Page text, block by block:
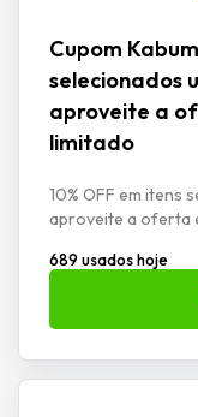
Cupom
selecionados
aproveite a
limitado
10% OFF em itens
aproveite a oferta
689 usados hoje